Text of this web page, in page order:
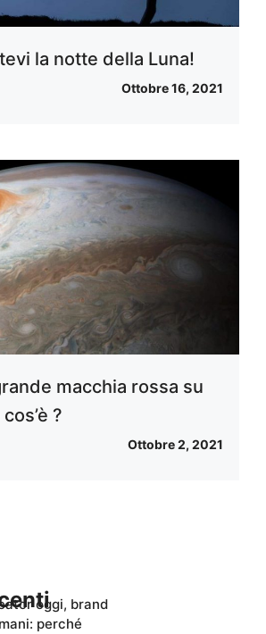
la notte della Luna!
Ottobre 16, 2021
macchia rossa su
?
Ottobre 2, 2021
oggi, brand
perché